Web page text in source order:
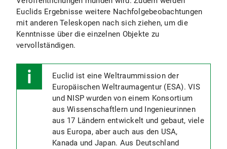
Euclids Ergebnisse weitere Nachfolgebeobachtungen
mit anderen Teleskopen nach sich ziehen, um die
Kenntnisse über die einzelnen Objekte zu
vervollständigen.
Euclid ist eine Weltraummission der
Europäischen Weltraumagentur (ESA). VIS
und NISP wurden von einem Konsortium
aus Wissenschaftlern und Ingenieurinnen
aus 17 Ländern entwickelt und gebaut, viele
aus Europa, aber auch aus den USA,
Kanada und Japan. Aus Deutschland